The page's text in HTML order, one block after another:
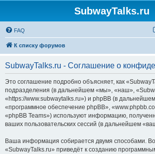
SubwayTalks.ru
FAQ
К списку форумов
SubwayTalks.ru - Соглашение о
Это соглашение подробно объясняет, как
подразделения (в дальнейшем «мы», «наш»,
«https://www.subwaytalks.ru») и phpBB (в
«программное обеспечение phpBB»,
«phpBB Teams») используют информацию,
ваших пользовательских сессий (в дальнейшем
Ваша информация собирается двумя способами.
«SubwayTalks.ru» приведёт к созданию